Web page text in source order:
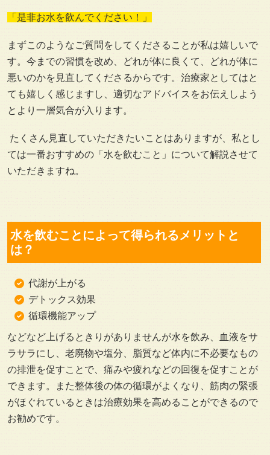
「是非お水を飲んでください！」
まずこのようなご質問をしてくださることが私は嬉しいで
す。今までの習慣を改め、どれが体に良くて、どれが体に
悪いのかを見直してくださるからです。治療家としてはと
ても嬉しく感じますし、適切なアドバイスをお伝えしよう
とより一層気合が入ります。
たくさん見直していただきたいことはありますが、私とし
ては一番おすすめの「水を飲むこと」について解説させて
いただきますね。
水を飲むことによって得られるメリットと
は？
代謝が上がる
デトックス効果
循環機能アップ
などなど上げるときりがありませんが水を飲み、血液をサ
ラサラにし、老廃物や塩分、脂質など体内に不必要なもの
の排泄を促すことで、痛みや疲れなどの回復を促すことが
できます。また整体後の体の循環がよくなり、筋肉の緊張
がほぐれているときは治療効果を高めることができるので
お勧めです。